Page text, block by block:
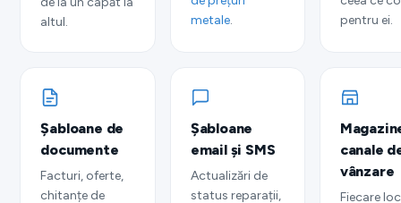
altul.
metale.
pentru ei.
Șabloane de
documente
Facturi, oferte,
chitanțe de
Șabloane
email și SMS
Actualizări de
status reparații,
canale
vânzare
Fiecare